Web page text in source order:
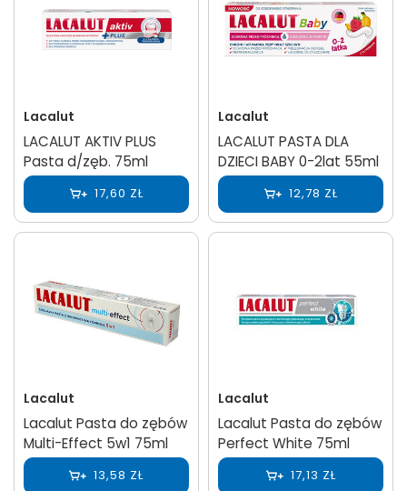
Lacalut
LACALUT AKTIV PLUS
Pasta d/zęb. 75ml
17,60 ZŁ
Lacalut
LACALUT PASTA DLA
DZIECI BABY 0-2lat 55ml
12,78 ZŁ
Lacalut
Lacalut Pasta do zębów
Multi-Effect 5w1 75ml
13,58 ZŁ
Lacalut
Lacalut Pasta do zębów
Perfect White 75ml
17,13 ZŁ